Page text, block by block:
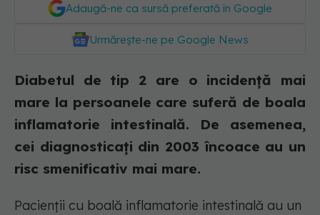
Adaugă-ne ca sursă preferată în Google
Urmărește-ne pe Google News
Diabetul de tip 2 are o incidență mai
mare la persoanele care suferă de boala
inflamatorie intestinală. De asemenea,
cei diagnosticați din 2003 încoace au un
risc smenificativ mai mare.
Pacienții cu boală inflamatorie intestinală au un